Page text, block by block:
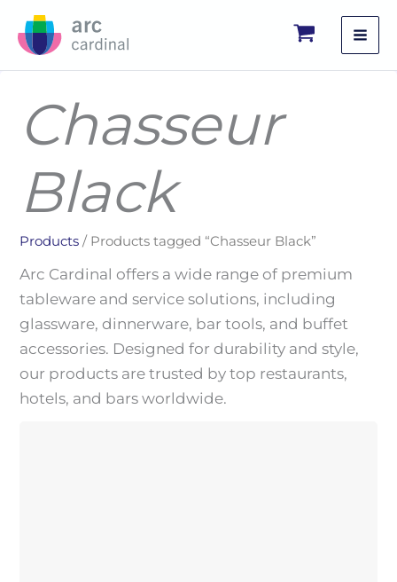
Chasseur
Black
Products / Products tagged “Chasseur Black”
Arc Cardinal offers a wide range of premium
tableware and service solutions, including
glassware, dinnerware, bar tools, and buffet
accessories. Designed for durability and style,
our products are trusted by top restaurants,
hotels, and bars worldwide.